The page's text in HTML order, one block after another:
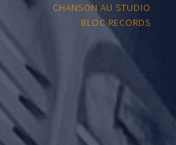
CHANSON AU STUDIO
BLOC RECORDS